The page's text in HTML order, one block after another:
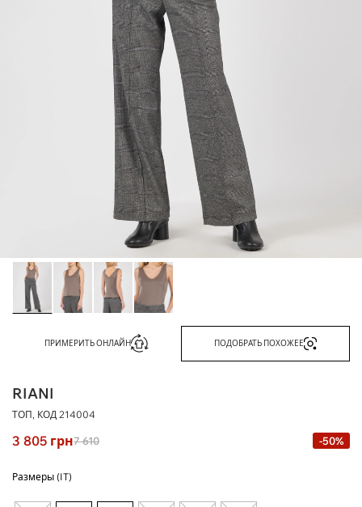
ПРИМЕРИТЬ ОНЛАЙН ПОДОБРАТЬ ПОХОЖЕЕ
RIANI
ТОП, КОД 214004
3 805 грн7 610 -50%
Размеры (IT)